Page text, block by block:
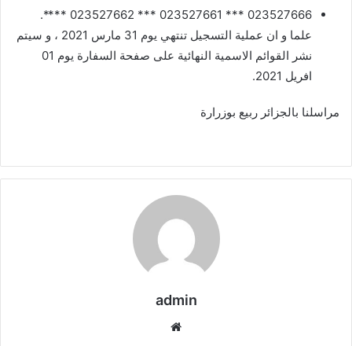
023527666 *** 023527661 *** 023527662 ****.
علما و ان عملية التسجيل تنتهي يوم 31 مارس 2021 ، و سيتم
نشر القوائم الاسمية النهائية على صفحة السفارة يوم 01
افريل 2021.
مراسلنا بالجزائر ربيع بوزرارة
admin